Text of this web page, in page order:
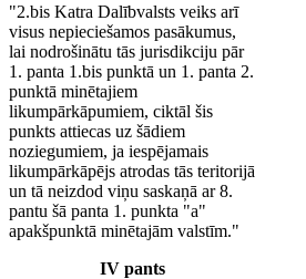
"2.bis Katra Dalībvalsts veiks arī
visus nepieciešamos pasākumus,
lai nodrošinātu tās jurisdikciju pār
1. panta 1.bis punktā un 1. panta 2.
punktā minētajiem
likumpārkāpumiem, ciktāl šis
punkts attiecas uz šādiem
noziegumiem, ja iespējamais
likumpārkāpējs atrodas tās teritorijā
un tā neizdod viņu saskaņā ar 8.
pantu šā panta 1. punkta "a"
apakšpunktā minētajām valstīm."
IV pants